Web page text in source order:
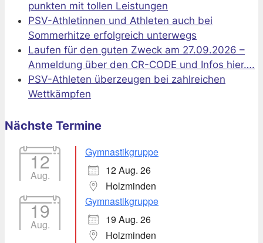
punkten mit tollen Leistungen
PSV-Athletinnen und Athleten auch bei
Sommerhitze erfolgreich unterwegs
Laufen für den guten Zweck am 27.09.2026 –
Anmeldung über den CR-CODE und Infos hier….
PSV-Athleten überzeugen bei zahlreichen
Wettkämpfen
Nächste Termine
12
Aug.
Gymnastikgruppe
12 Aug. 26
Holzminden
19
Aug.
Gymnastikgruppe
19 Aug. 26
Holzminden